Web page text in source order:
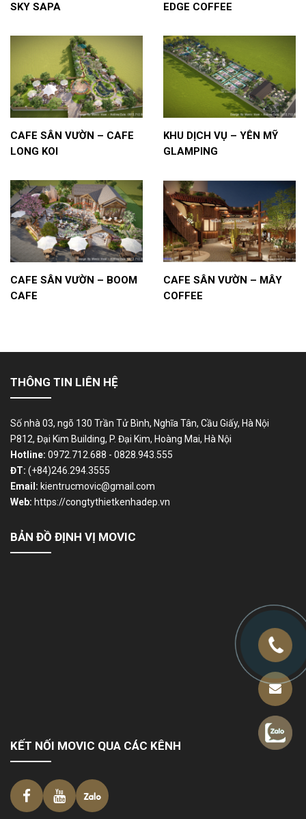
SKY SAPA
EDGE COFFEE
CAFE SÂN VƯỜN – CAFE
LONG KOI
KHU DỊCH VỤ – YÊN MỸ
GLAMPING
CAFE SÂN VƯỜN – BOOM
CAFE
CAFE SÂN VƯỜN – MÂY
COFFEE
THÔNG TIN LIÊN HỆ
Số nhà 03, ngõ 130 Trần Tử Bình, Nghĩa Tân, Cầu Giấy, Hà Nội
P812, Đại Kim Building, P. Đại Kim, Hoàng Mai, Hà Nội
Hotline: 0972.712.688 - 0828.943.555
ĐT: (+84)246.294.3555
Email: kientrucmovic@gmail.com
Web: https://congtythietkenhadep.vn
BẢN ĐỒ ĐỊNH VỊ MOVIC
KẾT NỐI MOVIC QUA CÁC KÊNH